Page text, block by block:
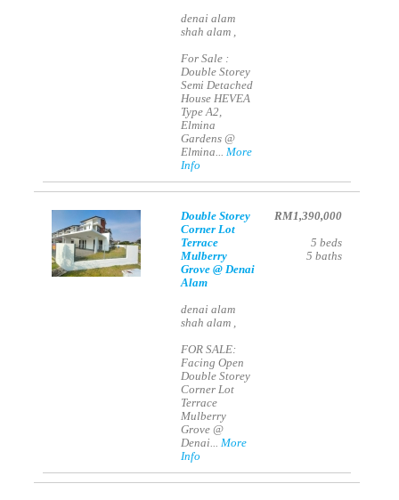
denai alam
shah alam ,
For Sale :
Double Storey
Semi Detached
House HEVEA
Type A2,
Elmina
Gardens @
Elmina...More
Info
Double Storey
Corner Lot
Terrace
Mulberry
Grove @ Denai
Alam
denai alam
shah alam ,
FOR SALE:
Facing Open
Double Storey
Corner Lot
Terrace
Mulberry
Grove @
Denai...More
Info
RM1,390,000
5 beds
5 baths